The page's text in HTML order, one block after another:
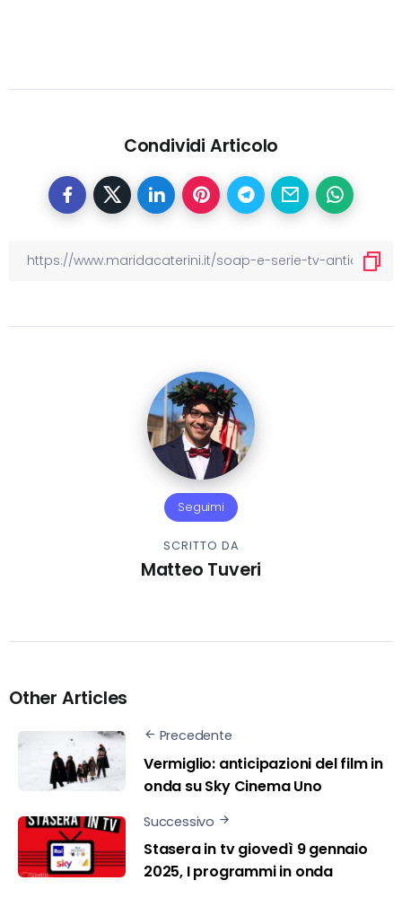
Condividi Articolo
Seguimi
SCRITTO DA
Matteo Tuveri
Other Articles
Precedente
Vermiglio: anticipazioni del film in
onda su Sky Cinema Uno
Successivo
Stasera in tv giovedì 9 gennaio
2025, I programmi in onda